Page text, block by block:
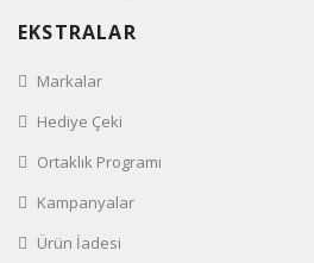
EKSTRALAR
Markalar
Hediye Çeki
Ortaklık Programı
Kampanyalar
Ürün İadesi